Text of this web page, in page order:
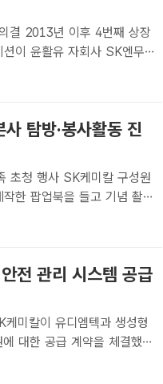
결 2013년 이후 4번째 상장
장혜승 기자] SK이노베이션
탐방·봉사활동 진
케미칼 구성원
한 팝업북을 들고 기념 촬영
케미칼이 5월 가정의 달을
전 관리 시스템 공급
대한 공급 계약을 체결했다.
보고 있다. /SK케미칼[더팩